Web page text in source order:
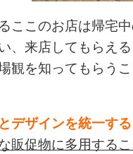
ここのお店は帰宅
、来店してもらえ
観を知ってもらう
デザインを統一す
販促物に多用する